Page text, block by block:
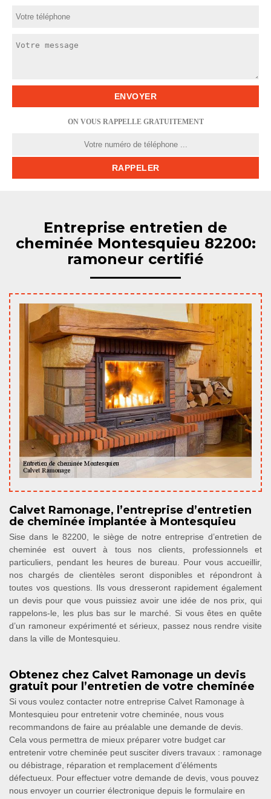
ON VOUS RAPPELLE GRATUITEMENT
Entreprise entretien de
cheminée Montesquieu 82200:
ramoneur certifié
Calvet Ramonage, l’entreprise d’entretien
de cheminée implantée à Montesquieu
Sise dans le 82200, le siège de notre entreprise d’entretien de
cheminée est ouvert à tous nos clients, professionnels et
particuliers, pendant les heures de bureau. Pour vous accueillir,
nos chargés de clientèles seront disponibles et répondront à
toutes vos questions. Ils vous dresseront rapidement également
un devis pour que vous puissiez avoir une idée de nos prix, qui
rappelons-le, les plus bas sur le marché. Si vous êtes en quête
d’un ramoneur expérimenté et sérieux, passez nous rendre visite
dans la ville de Montesquieu.
Obtenez chez Calvet Ramonage un devis
gratuit pour l’entretien de votre cheminée
Si vous voulez contacter notre entreprise Calvet Ramonage à
Montesquieu pour entretenir votre cheminée, nous vous
recommandons de faire au préalable une demande de devis.
Cela vous permettra de mieux préparer votre budget car
entretenir votre cheminée peut susciter divers travaux : ramonage
ou débistrage, réparation et remplacement d’éléments
défectueux. Pour effectuer votre demande de devis, vous pouvez
nous envoyer un courrier électronique depuis le formulaire en